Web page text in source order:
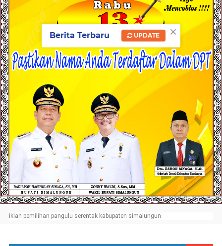
iklan pemilihan pangulu serentak kabupaten simalungun
×
Berita Terbaru UPDATE